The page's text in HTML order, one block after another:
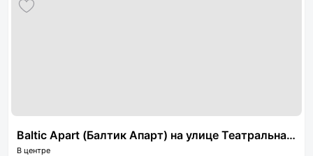
Baltic Apart (Балтик Апарт) на улице Театральная 15
В центре